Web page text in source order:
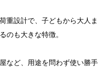
重設計で、子どもから大人ま
のも大きな特徴。
など、用途を問わず使い勝手